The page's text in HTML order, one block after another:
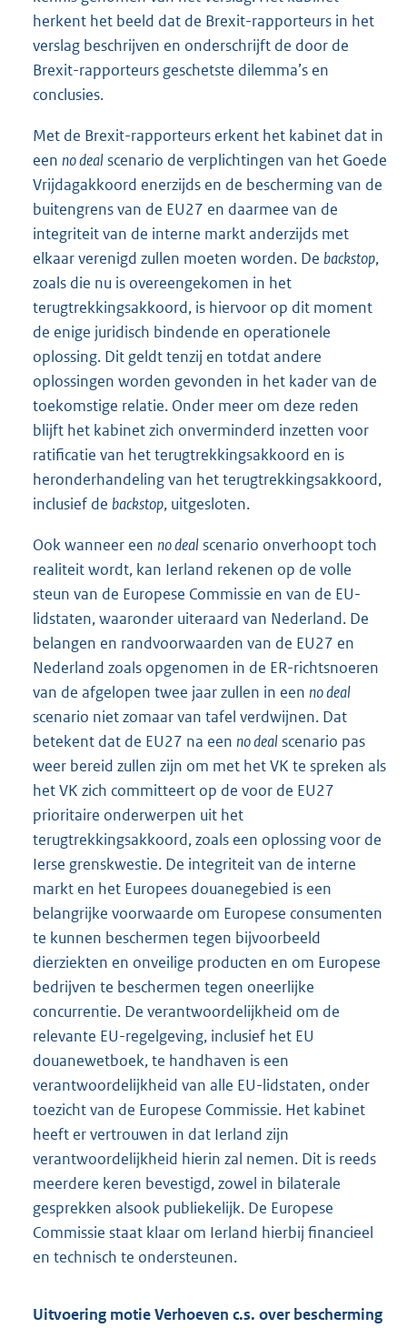
herkent het beeld dat de Brexit-rapporteurs in het
verslag beschrijven en onderschrijft de door de
Brexit-rapporteurs geschetste dilemma’s en
conclusies.
Met de Brexit-rapporteurs erkent het kabinet dat in
een no dealscenario de verplichtingen van het Goede
Vrijdagakkoord enerzijds en de bescherming van de
buitengrens van de EU27 en daarmee van de
integriteit van de interne markt anderzijds met
elkaar verenigd zullen moeten worden. De backstop,
zoals die nu is overeengekomen in het
terugtrekkingsakkoord, is hiervoor op dit moment
de enige juridisch bindende en operationele
oplossing. Dit geldt tenzij en totdat andere
oplossingen worden gevonden in het kader van de
toekomstige relatie. Onder meer om deze reden
blijft het kabinet zich onverminderd inzetten voor
ratificatie van het terugtrekkingsakkoord en is
heronderhandeling van het terugtrekkingsakkoord,
inclusief de backstop, uitgesloten.
Ook wanneer een no dealscenario onverhoopt toch
realiteit wordt, kan Ierland rekenen op de volle
steun van de Europese Commissie en van de EU-
lidstaten, waaronder uiteraard van Nederland. De
belangen en randvoorwaarden van de EU27 en
Nederland zoals opgenomen in de ER-richtsnoeren
van de afgelopen twee jaar zullen in een no deal
scenario niet zomaar van tafel verdwijnen. Dat
betekent dat de EU27 na een no dealscenario pas
weer bereid zullen zijn om met het VK te spreken als
het VK zich committeert op de voor de EU27
prioritaire onderwerpen uit het
terugtrekkingsakkoord, zoals een oplossing voor de
Ierse grenskwestie. De integriteit van de interne
markt en het Europees douanegebied is een
belangrijke voorwaarde om Europese consumenten
te kunnen beschermen tegen bijvoorbeeld
dierziekten en onveilige producten en om Europese
bedrijven te beschermen tegen oneerlijke
concurrentie. De verantwoordelijkheid om de
relevante EU-regelgeving, inclusief het EU
douanewetboek, te handhaven is een
verantwoordelijkheid van alle EU-lidstaten, onder
toezicht van de Europese Commissie. Het kabinet
heeft er vertrouwen in dat Ierland zijn
verantwoordelijkheid hierin zal nemen. Dit is reeds
meerdere keren bevestigd, zowel in bilaterale
gesprekken alsook publiekelijk. De Europese
Commissie staat klaar om Ierland hierbij financieel
en technisch te ondersteunen.
Uitvoering motie Verhoeven c.s. over bescherming